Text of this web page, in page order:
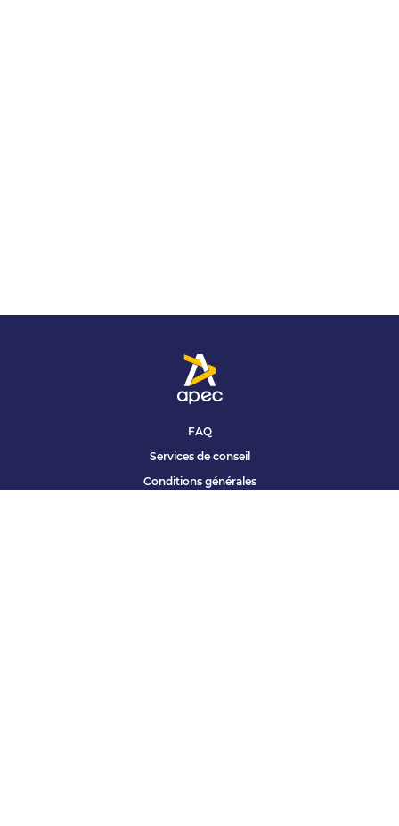
FAQ
Services de conseil
Conditions générales